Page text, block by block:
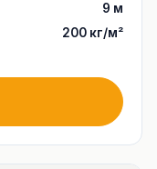
9 м
200 кг/м²